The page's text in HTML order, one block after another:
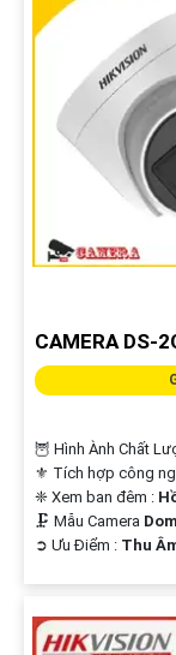
CAMERA DS-
🦉 Hình Ành Chất
⚜️ Tích hợp công
❈ Xem ban đêm :
🗜️ Mẫu Camera
️➲ Ưu Điểm : Thu